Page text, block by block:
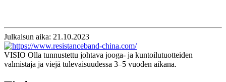
Julkaisun aika: 21.10.2023
VISIO Olla tunnustettu johtava jooga- ja kuntoilutuotteiden
valmistaja ja viejä tulevaisuudessa 3–5 vuoden aikana.